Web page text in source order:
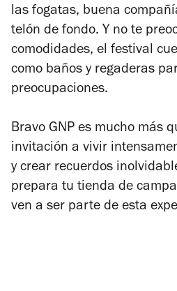
las fogatas, buena
telón de fondo. Y no te
comodidades, el festival
como baños y regaderas
preocupaciones.
Bravo GNP es mucho más
invitación a vivir
y crear recuerdos
prepara tu tienda de
ven a ser parte de esta